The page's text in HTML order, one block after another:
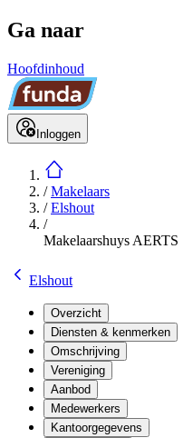
Ga naar
Hoofdinhoud
Inloggen
/Makelaars
/Elshout
/
Makelaarshuys AERTS
Elshout
Overzicht
Diensten & kenmerken
Omschrijving
Vereniging
Aanbod
Medewerkers
Kantoorgegevens